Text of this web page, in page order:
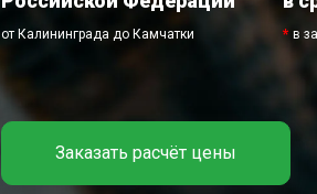
от Калининграда до Камчатки * в
Заказать расчёт цены